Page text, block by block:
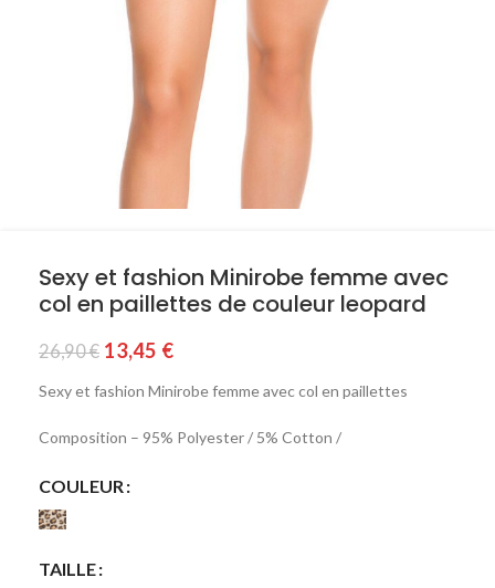
Sexy et fashion Minirobe femme avec
col en paillettes de couleur leopard
26,90€ 13,45 €
Sexy et fashion Minirobe femme avec col en paillettes
Composition – 95% Polyester / 5% Cotton /
COULEUR
TAILLE